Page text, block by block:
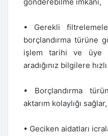
• Gerekli
borçlandırma türüne
işlem tarihi ve üye
aradığınız bilgilere
• Borçlandırma
aktarım kolaylığı sağlar,
• Geciken aidatları